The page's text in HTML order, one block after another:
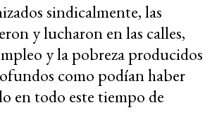
sindicalmente, las
y lucharon en las calles,
y la pobreza producidos
como podían haber
en todo este tiempo de